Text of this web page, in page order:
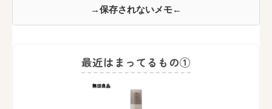
→保存されないメモ←
最近はまってるもの①